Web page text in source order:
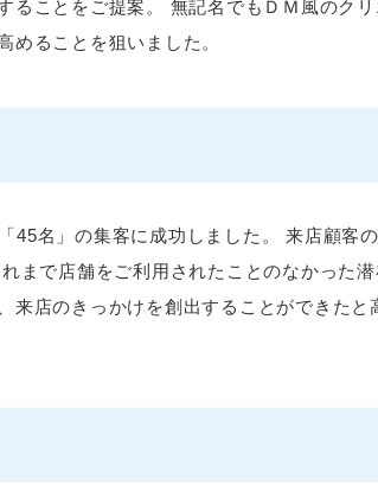
ことをご提案。 無記名でもＤＭ風のク
ることを狙いました。
名」の集客に成功しました。 来店顧客
まで店舗をご利用されたことのなかった
店のきっかけを創出することができたと